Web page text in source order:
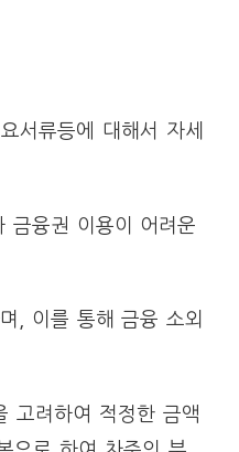
서류등에 대해서 자세
금융권 이용이 어려운
, 이를 통해 금융 소외
고려하여 적정한 금액